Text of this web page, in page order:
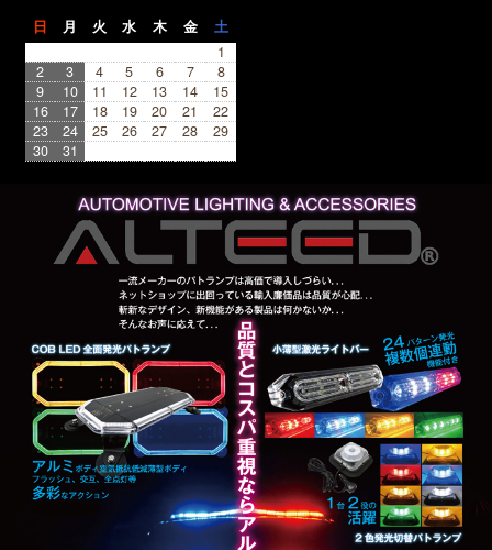
日 月 火 水 木 金 土
1
2
3 4 5 6 7
8
9
10 11 12 13 14
15
16
17 18 19 20 21
22
23
24 25 26 27 28
29
30
31